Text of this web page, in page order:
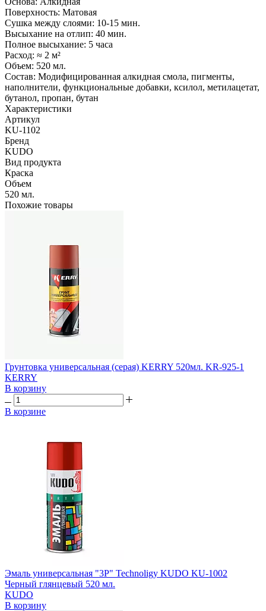
Поверхность: Матовая
Сушка между слоями: 10-15 мин.
Высыхание на отлип: 40 мин.
Полное высыхание: 5 часа
Расход: ≈ 2 м²
Объем: 520 мл.
Состав: Модифицированная алкидная смола, пигменты,
наполнители, функциональные добавки, ксилол, метилацетат,
бутанол, пропан, бутан
Характеристики
Артикул
KU-1102
Бренд
KUDO
Вид продукта
Краска
Объем
520 мл.
Похожие товары
Грунтовка универсальная (серая) KERRY 520мл. KR-925-1
KERRY
В корзину
В корзине
Эмаль универсальная "3P" Technoligy KUDO KU-1002
Черный глянцевый 520 мл.
KUDO
В корзину